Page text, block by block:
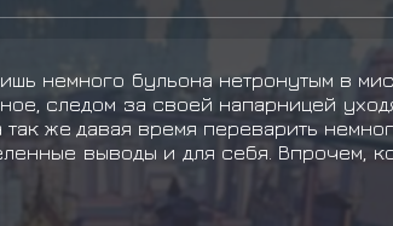
немного бульона нетронутым в
следом за своей напарницей
же давая время переварить
выводы и для себя. Впрочем,